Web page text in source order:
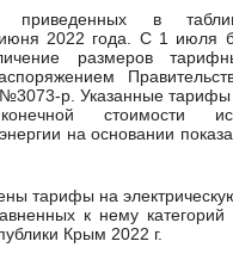
июня 2022 года. С 1 июля
размеров
№3073-р. Указанные
стоимости
на основании
к нему категорий
Крым 2022 г.